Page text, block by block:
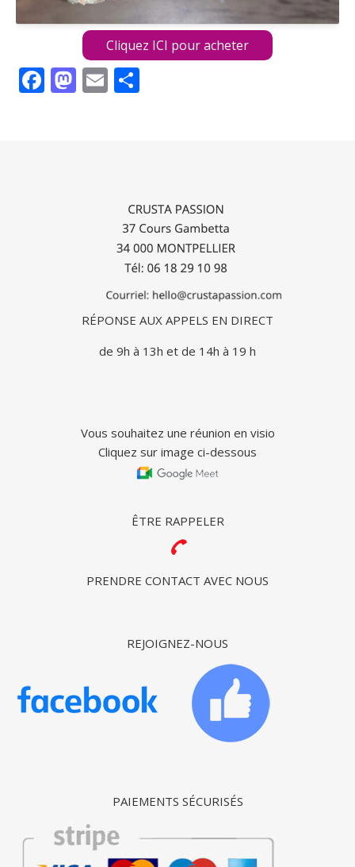
Cliquez ICI pour acheter
Facebook
Mastodon
Email
RÉPONSE AUX APPELS EN DIRECT
de 9h à 13h et de 14h à 19 h
Vous souhaitez une réunion en visio
Cliquez sur image ci-dessous
ÊTRE RAPPELER
PRENDRE CONTACT AVEC NOUS
REJOIGNEZ-NOUS
PAIEMENTS SÉCURISÉS